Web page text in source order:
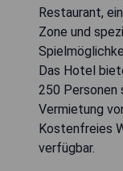
Restaurant,
Zone und
Das Hotel
250 Personen
Vermietung
Kostenfreies
verfügbar.